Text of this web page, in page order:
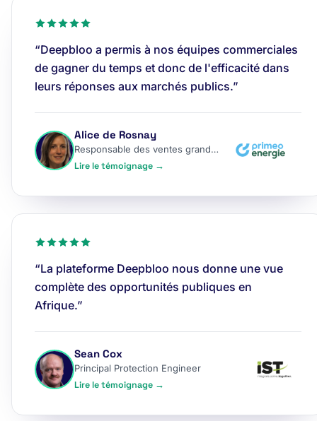
“Deepbloo a permis à nos équipes commerciales
de gagner du temps et donc de l'efficacité dans
leurs réponses aux marchés publics.”
Alice de Rosnay
Responsable des ventes grands comptes
Lire le témoignage →
“La plateforme Deepbloo nous donne une vue
complète des opportunités publiques en
Afrique.”
Sean Cox
Principal Protection Engineer
Lire le témoignage →